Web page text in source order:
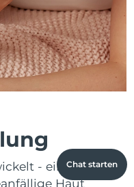
- ein FDA-
Haut
Chat starten